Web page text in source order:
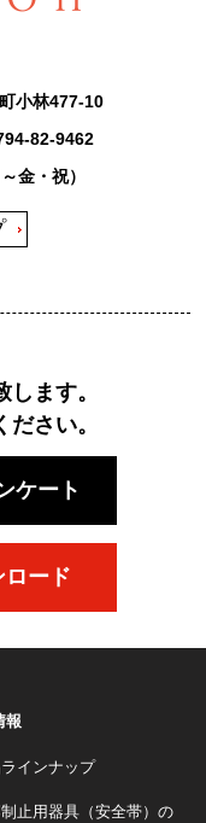
小林477-10
82-9462
金・祝）
ます。
さい。
ケート
ロード
報
インナップ
止用器具（安全帯）の